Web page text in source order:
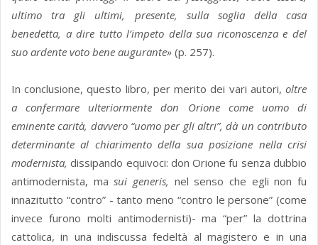
ultimo tra gli ultimi, presente, sulla soglia della casa
benedetta, a dire tutto l’impeto della sua riconoscenza e del
suo ardente voto bene augurante» (p. 257).
In conclusione, questo libro, per merito dei vari autori, oltre
a confermare ulteriormente don Orione come uomo di
eminente carità, davvero “uomo per gli altri”, dà un contributo
determinante al chiarimento della sua posizione nella crisi
modernista, dissipando equivoci: don Orione fu senza dubbio
antimodernista, masui generis, nel senso che egli non fu
innazitutto “contro” - tanto meno “contro le persone” (come
invece furono molti antimodernisti)- ma “per” la dottrina
cattolica, in una indiscussa fedeltà al magistero e in una